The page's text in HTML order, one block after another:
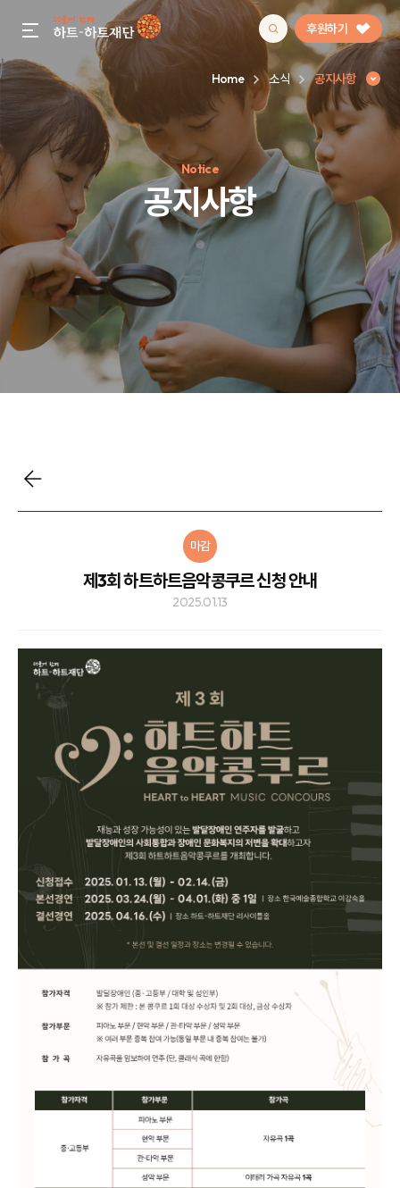
gnb menu open 후원하기
인기 키워드
#정기후원#하트플레이스#캠페인#팬덤후원
Home 소식 공지사항
Notice
공지사항
마감
제3회 하트하트음악콩쿠르 신청 안내
2025.01.13